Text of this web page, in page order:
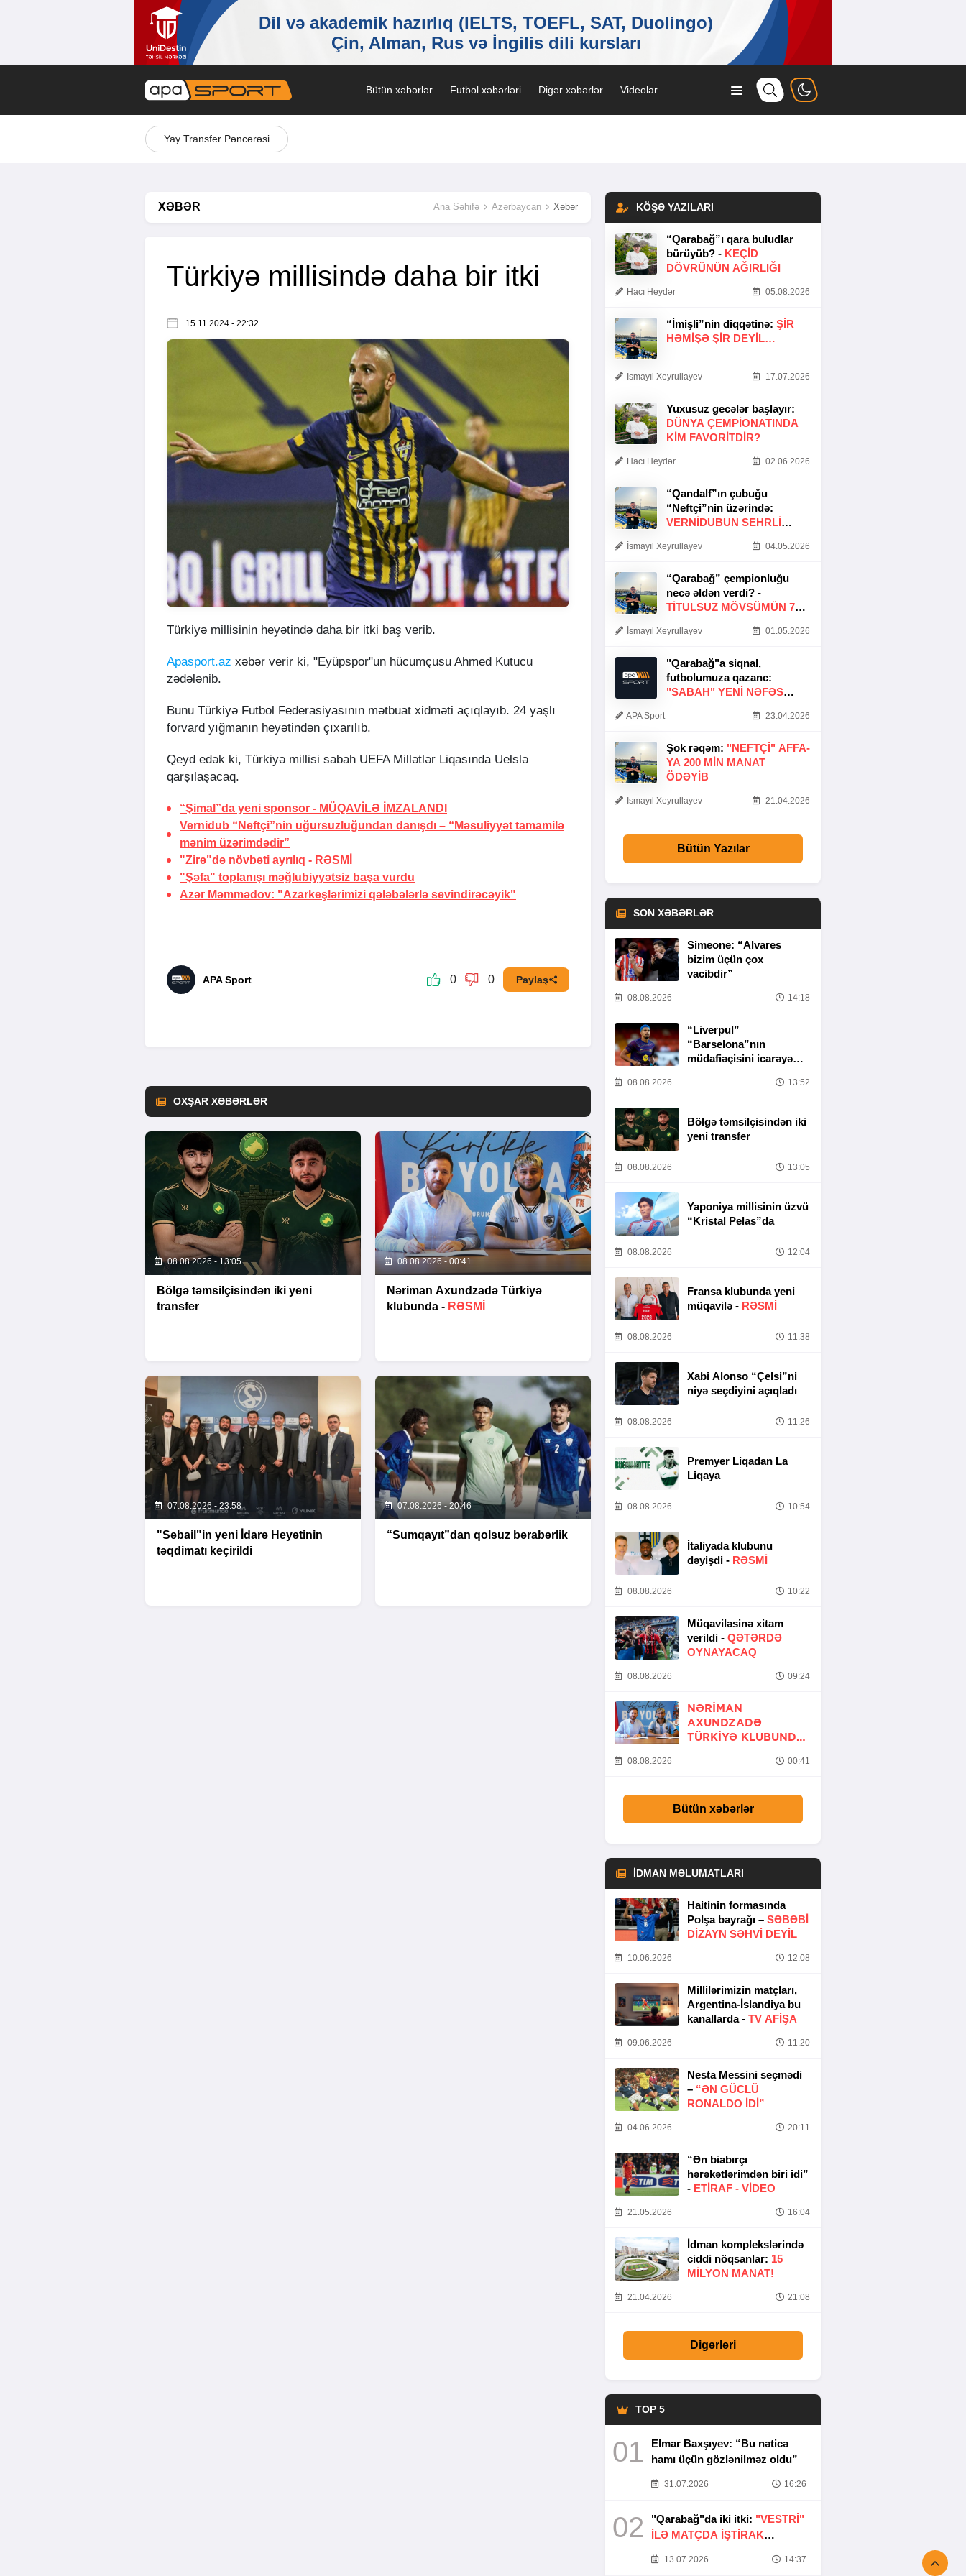
Bütün xəbərlər Futbol xəbərləri Digər xəbərlər Videolar
Yay Transfer Pəncərəsi
XƏBƏR Ana Səhifə Azərbaycan Xəbər
Türkiyə millisində daha bir itki
15.11.2024 - 22:32
Türkiyə millisinin heyətində daha bir itki baş verib.
Apasport.az xəbər verir ki, "Eyüpspor"un hücumçusu Ahmed Kutucu
zədələnib.
Bunu Türkiyə Futbol Federasiyasının mətbuat xidməti açıqlayıb. 24 yaşlı
forvard yığmanın heyətindən çıxarılıb.
Qeyd edək ki, Türkiyə millisi sabah UEFA Millətlər Liqasında Uelslə
qarşılaşacaq.
“Şimal”da yeni sponsor - MÜQAVİLƏ İMZALANDI
Vernidub “Neftçi”nin uğursuzluğundan danışdı – “Məsuliyyət tamamilə
mənim üzərimdədir”
"Zirə"də növbəti ayrılıq - RƏSMİ
"Şəfa" toplanışı məğlubiyyətsiz başa vurdu
Azər Məmmədov: "Azarkeşlərimizi qələbələrlə sevindirəcəyik"
APA Sport 0 0 Paylaş
OXŞAR XƏBƏRLƏR
08.08.2026 - 13:05
Bölgə təmsilçisindən iki yeni
transfer
08.08.2026 - 00:41
Nəriman Axundzadə Türkiyə
klubunda - RƏSMİ
07.08.2026 - 23:58
"Səbail"in yeni İdarə Heyətinin
təqdimatı keçirildi
07.08.2026 - 20:46
“Sumqayıt”dan qolsuz bərabərlik
KÖŞƏ YAZILARI
“Qarabağ”ı qara buludlar
bürüyüb? - KEÇID
DÖVRÜNÜN AĞIRLIĞI
Hacı Heydər 05.08.2026
“İmişli”nin diqqətinə: ŞIR
HƏMIŞƏ ŞIR DEYIL…
İsmayıl Xeyrullayev 17.07.2026
Yuxusuz gecələr başlayır:
DÜNYA ÇEMPIONATINDA
KIM FAVORITDIR?
Hacı Heydər 02.06.2026
“Qandalf”ın çubuğu
“Neftçi”nin üzərində:
VERNİDUBUN SEHRLİ
İsmayıl Xeyrullayev 04.05.2026
“Qarabağ” çempionluğu
necə əldən verdi? -
TITULSUZ MÖVSÜMÜN 7
İsmayıl Xeyrullayev 01.05.2026
"Qarabağ"a siqnal,
futbolumuza qazanc:
"SABAH" YENI NƏFƏS
APA Sport 23.04.2026
Şok rəqəm: "NEFTÇI" AFFA-
YA 200 MIN MANAT
ÖDƏYIB
İsmayıl Xeyrullayev 21.04.2026
Bütün Yazılar
SON XƏBƏRLƏR
Simeone: “Alvares
bizim üçün çox
vacibdir”
08.08.2026 14:18
“Liverpul”
“Barselona”nın
müdafiəçisini icarəyə
08.08.2026 13:52
Bölgə təmsilçisindən iki
yeni transfer
08.08.2026 13:05
Yaponiya millisinin üzvü
“Kristal Pelas”da
08.08.2026 12:04
Fransa klubunda yeni
müqavilə - RƏSMİ
08.08.2026 11:38
Xabi Alonso “Çelsi”ni
niyə seçdiyini açıqladı
08.08.2026 11:26
Premyer Liqadan La
Liqaya
08.08.2026 10:54
İtaliyada klubunu
dəyişdi - RƏSMİ
08.08.2026 10:22
Müqaviləsinə xitam
verildi - QƏTƏRDƏ
OYNAYACAQ
08.08.2026 09:24
NƏRIMAN
AXUNDZADƏ
TÜRKIYƏ KLUBUNDA
08.08.2026 00:41
Bütün xəbərlər
İDMAN MƏLUMATLARI
Haitinin formasında
Polşa bayrağı – SƏBƏBI
DIZAYN SƏHVI DEYIL
10.06.2026 12:08
Millilərimizin matçları,
Argentina-İslandiya bu
kanallarda - TV AFİŞA
09.06.2026 11:20
Nesta Messini seçmədi
– “ƏN GÜCLÜ
RONALDO IDI”
04.06.2026 20:11
“Ən biabırçı
hərəkətlərimdən biri idi”
- ETIRAF - VİDEO
21.05.2026 16:04
İdman komplekslərində
ciddi nöqsanlar: 15
MILYON MANAT!
21.04.2026 21:08
Digərləri
TOP 5
01
Elmar Baxşıyev: “Bu nəticə
hamı üçün gözlənilməz oldu”
31.07.2026 16:26
02 "Qarabağ"da iki itki: "VESTRİ"
İLƏ MATÇDA İŞTİRAK
13.07.2026 14:37